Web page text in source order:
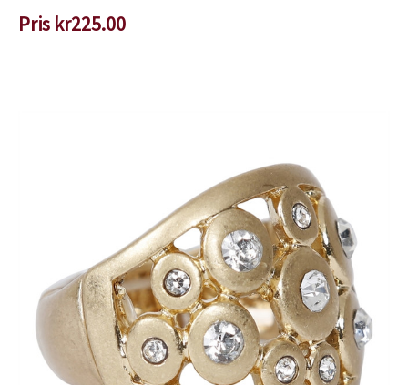
Pris kr225.00